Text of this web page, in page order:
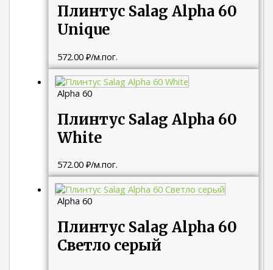
Плинтус Salag Alpha 60
Unique
572.00₽/м.пог.
Alpha 60
Плинтус Salag Alpha 60
White
572.00₽/м.пог.
Alpha 60
Плинтус Salag Alpha 60
Светло серый